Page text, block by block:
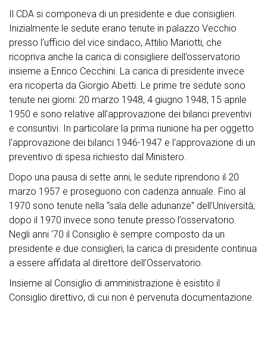
Il CDA si componeva di un presidente e due consiglieri.
Inizialmente le sedute erano tenute in palazzo Vecchio
presso l’ufficio del vice sindaco, Attilio Mariotti, che
ricopriva anche la carica di consigliere dell’osservatorio
insieme a Enrico Cecchini. La carica di presidente invece
era ricoperta da Giorgio Abetti. Le prime tre sedute sono
tenute nei giorni: 20 marzo 1948, 4 giugno 1948, 15 aprile
1950 e sono relative all’approvazione dei bilanci preventivi
e consuntivi. In particolare la prima riunione ha per oggetto
l'approvazione dei bilanci 1946-1947 e l'approvazione di un
preventivo di spesa richiesto dal Ministero.
Dopo una pausa di sette anni, le sedute riprendono il 20
marzo 1957 e proseguono con cadenza annuale. Fino al
1970 sono tenute nella “sala delle adunanze” dell’Università;
dopo il 1970 invece sono tenute presso l’osservatorio.
Negli anni '70 il Consiglio è sempre composto da un
presidente e due consiglieri, la carica di presidente continua
a essere affidata al direttore dell’Osservatorio.
Insieme al Consiglio di amministrazione è esistito il
Consiglio direttivo, di cui non è pervenuta documentazione.